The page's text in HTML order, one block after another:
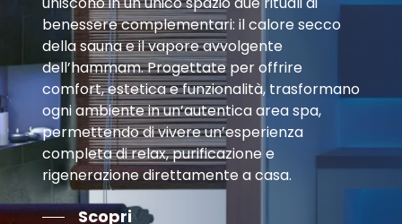
benessere complementari: il calore secco
della sauna e il vapore avvolgente
dell’hammam. Progettate per offrire
comfort, estetica e funzionalità, trasformano
ogni ambiente in un’autentica area spa,
permettendo di vivere un’esperienza
completa di relax, purificazione e
rigenerazione direttamente a casa.
Scopri